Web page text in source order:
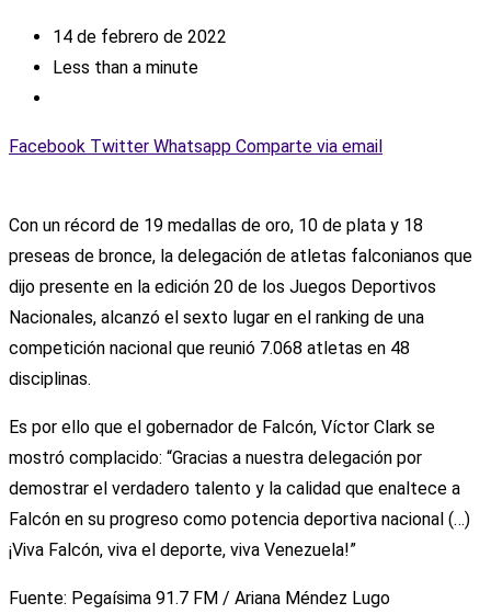
14 de febrero de 2022
Less than a minute
Facebook Twitter Whatsapp Comparte via email
Con un récord de 19 medallas de oro, 10 de plata y 18
preseas de bronce, la delegación de atletas falconianos que
dijo presente en la edición 20 de los Juegos Deportivos
Nacionales, alcanzó el sexto lugar en el ranking de una
competición nacional que reunió 7.068 atletas en 48
disciplinas.
Es por ello que el gobernador de Falcón, Víctor Clark se
mostró complacido: “Gracias a nuestra delegación por
demostrar el verdadero talento y la calidad que enaltece a
Falcón en su progreso como potencia deportiva nacional (…)
¡Viva Falcón, viva el deporte, viva Venezuela!”
Fuente: Pegaísima 91.7 FM / Ariana Méndez Lugo